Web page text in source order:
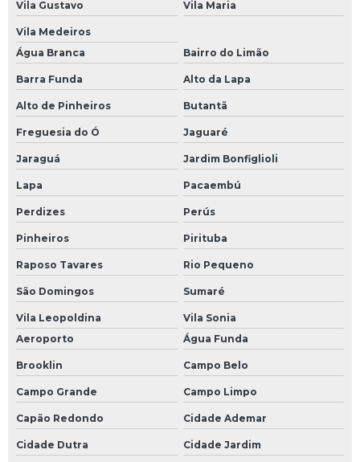
Manutenção preventiva de ups
Manutenção preventiva em inversor
Manutenção preventiva inversor de frequência
Manutenção preventiva servo motor
Manutenção ups
Mini cpu industrial
Módulo de controle eletrônico
Módulo de entrada clp
Módulo de entrada plc
Módulo de plc
Módulo fieldbus
Módulo profibus
Monitor industrial
Vila Gustavo Vila Maria
Vila Medeiros
Água Branca
Bairro do Limão
Barra Funda Alto da Lapa
Alto de Pinheiros Butantã
Freguesia do Ó Jaguaré
Jaraguá Jardim Bonfiglioli
Lapa Pacaembú
Perdizes Perús
Pinheiros Pirituba
Raposo Tavares Rio Pequeno
São Domingos Sumaré
Vila Leopoldina
Vila Sonia
Aeroporto
Água Funda
Brooklin Campo Belo
Campo Grande Campo Limpo
Capão Redondo Cidade Ademar
Cidade Dutra Cidade Jardim